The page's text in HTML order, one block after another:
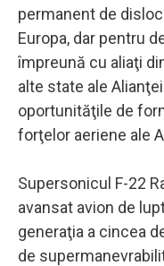
permanent de
Europa, dar pentru
împreună cu aliaţi
alte state ale
oportunităţile de
forţelor aeriene ale
Supersonicul F-22
avansat avion de
generaţia a cincea
de